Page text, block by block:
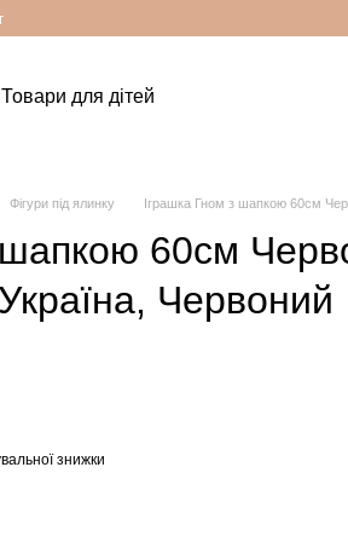
Товари для дітей
Фігури під ялинку Іграшка Гном з шапкою 60см
60см
Червоний
знижки